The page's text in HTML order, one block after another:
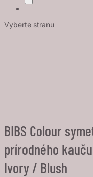
Vyberte stranu
BIBS Colour
prírodného
Ivory / Blush